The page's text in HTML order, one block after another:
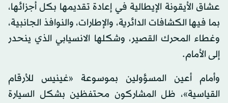
عشاق الأيقونة الإيطالية في إعادة تقديمها بكل أجزائها،
بما فيها الكشافات الدائرية، والإطارات، والنوافذ الجانبية،
وغطاء المحرك القصير، وشكلها الانسيابي الذي ينحدر
إلى الأمام.
وأمام أعين المسؤولين بموسوعة «غينيس للأرقام
القياسية»، ظل المشاركون محتفظين بشكل السيارة